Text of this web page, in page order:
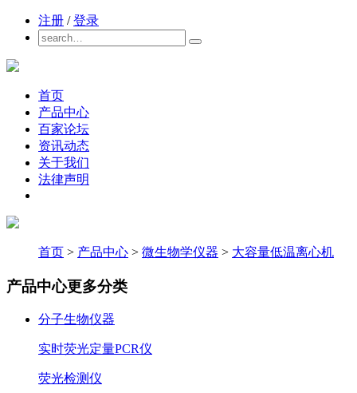
注册 / 登录
首页
产品中心
百家论坛
资讯动态
关于我们
法律声明
首页 > 产品中心 > 微生物学仪器 > 大容量低温离心机
产品中心更多分类
分子生物仪器
实时荧光定量PCR仪
荧光检测仪